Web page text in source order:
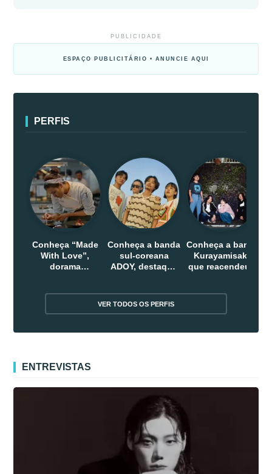
PUBLICIDADE
ESPAÇO PUBLICITÁRIO • ANUNCIE AQUI
PERFIS
Conheça “Made
With Love”,
dorama
Conheça a banda
sul-coreana
ADOY, destaque
Conheça a banda
Kurayamisaka
que reacendeu o
VER TODOS OS PERFIS
ENTREVISTAS